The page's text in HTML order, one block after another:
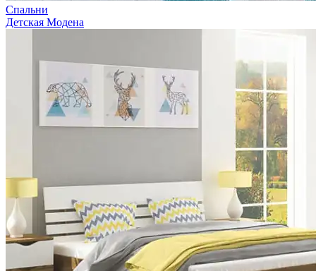
Спальни
Детская Модена